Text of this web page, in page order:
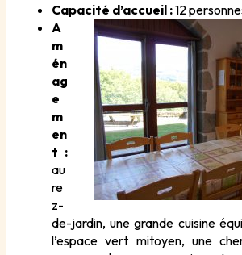
Capacité d’accueil :12
A
m
én
ag
e
m
en
t :
au
re
z-
de-jardin, une grande cuisine
l’espace vert mitoyen, une